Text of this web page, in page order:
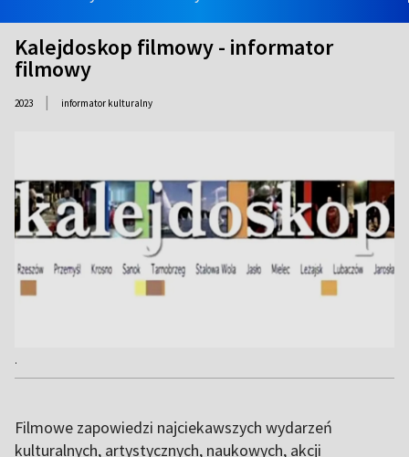
Kalejdoskop filmowy - informator
filmowy
2023 | informator kulturalny
.
Filmowe zapowiedzi najciekawszych wydarzeń
kulturalnych, artystycznych, naukowych, akcji